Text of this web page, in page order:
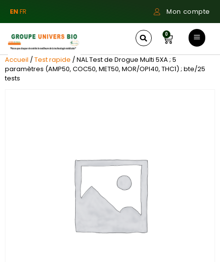
ENFR Mon compte
0
Accueil /Test rapide / NAL Test de Drogue Multi 5XA ; 5
paramètres (AMP50, COC50, MET50, MOR/OPI40, THC1) ; bte/25
tests